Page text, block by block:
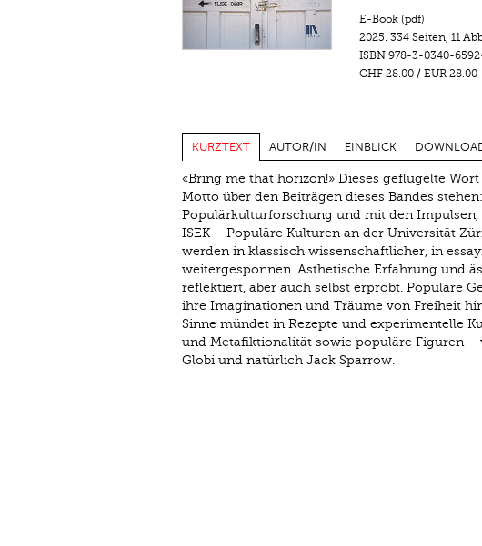
E-Book (pdf)
2025. 334 Seiten, 11
ISBN 978-3-0340-
CHF 28.00/ EUR 28.00
KURZTEXT AUTOR/IN EINBLICK
«Bring me that horizon!» Dieses geflügelte
Motto über den Beiträgen dieses Bandes
Populärkulturforschung und mit den
ISEK – Populäre Kulturen an der Universität
werden in klassisch wissenschaftlicher, in
weitergesponnen. Ästhetische Erfahrung und
reflektiert, aber auch selbst erprobt. Populäre
ihre Imaginationen und Träume von Freiheit
Sinne mündet in Rezepte und experimentelle
und Metafiktionalität sowie populäre Figuren –
Globi und natürlich Jack Sparrow.